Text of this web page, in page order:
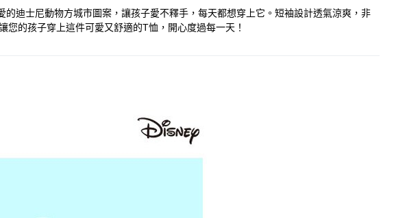
迪士尼動物方城市圖案，讓孩子愛不釋手，每天都想穿上它。短袖設計透氣涼爽，非
的孩子穿上這件可愛又舒適的T恤，開心度過每一天！